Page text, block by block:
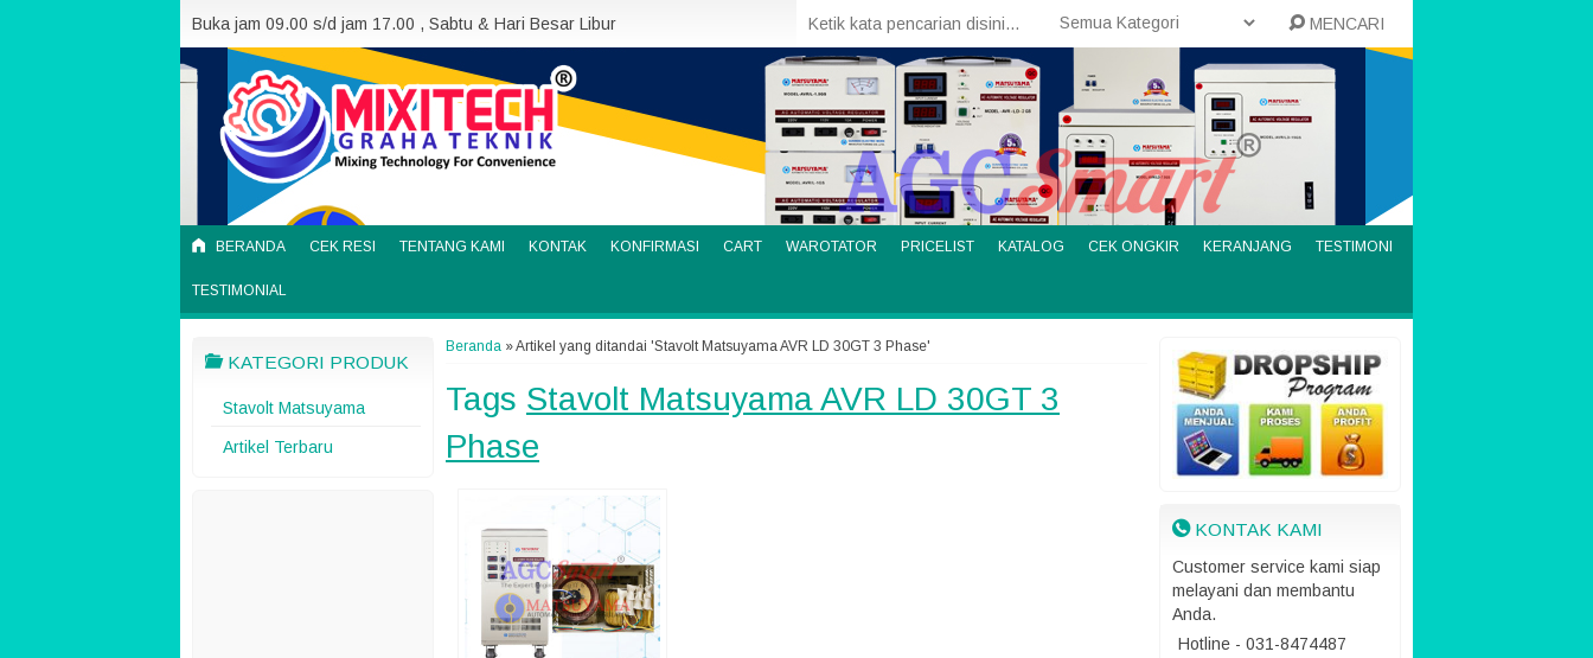
Buka jam 09.00 s/d jam 17.00 , Sabtu & Hari Besar Libur MENCARI
BERANDA CEK RESI TENTANG KAMI KONTAK KONFIRMASI CART WAROTATOR PRICELIST KATALOG CEK ONGKIR KERANJANG TESTIMONI
TESTIMONIAL
KATEGORI PRODUK
Stavolt Matsuyama
Artikel Terbaru
Beranda »Artikel yang ditandai 'Stavolt Matsuyama AVR LD 30GT 3 Phase'
Tags Stavolt Matsuyama AVR LD 30GT 3
Phase
KONTAK KAMI
Customer service kami siap
melayani dan membantu
Anda.
Hotline - 031-8474487